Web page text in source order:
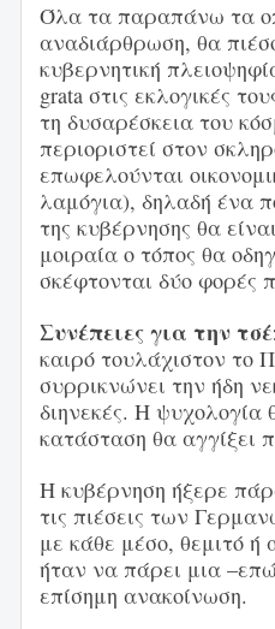
Όλα τα παραπάνω τα
αναδιάρθρωση, θα
κυβερνητική
grata στις εκλογικές
τη δυσαρέσκεια του
περιοριστεί στον
επωφελούνται
λαμόγια), δηλαδή ένα
της κυβέρνησης θα
μοιραία ο τόπος θα
σκέφτονται δύο φορές
Συνέπειες για την
καιρό τουλάχιστον το
συρρικνώνει την ήδη
διηνεκές. Η ψυχολογία
κατάσταση θα αγγίξει
Η κυβέρνηση ήξερε
τις πιέσεις των
με κάθε μέσο, θεμιτό ή
ήταν να πάρει μια
επίσημη ανακοίνωση.